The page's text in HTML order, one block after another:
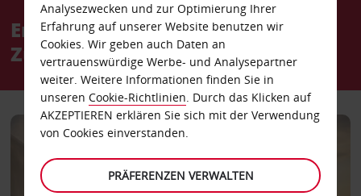
Entdecken Sie unseren Avis
Zukunftsplan 2030
Analysezwecken und zur Optimierung Ihrer
Erfahrung auf unserer Website benutzen wir
Cookies. Wir geben auch Daten an
vertrauenswürdige Werbe- und Analysepartner
weiter. Weitere Informationen finden Sie in
unseren Cookie-Richtlinien. Durch das Klicken auf
AKZEPTIEREN erklären Sie sich mit der Verwendung
von Cookies einverstanden.
PRÄFERENZEN VERWALTEN